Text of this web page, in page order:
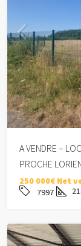
A VENDRE –
PROCHE
250 000€ Net
7997